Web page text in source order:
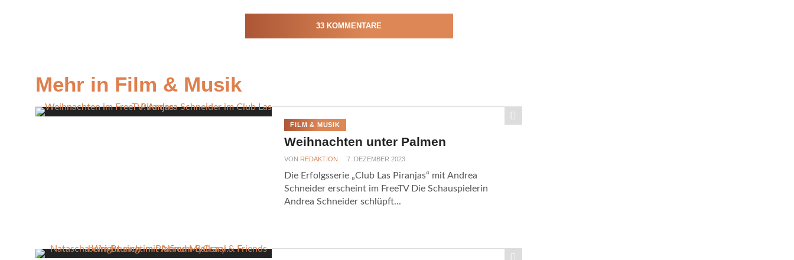
33 KOMMENTARE
Mehr in Film & Musik
FILM & MUSIK
Weihnachten unter Palmen
VON REDAKTION 7. DEZEMBER 2023
Die Erfolgsserie „Club Las Piranjas“ mit Andrea
Schneider erscheint im FreeTV Die Schauspielerin
Andrea Schneider schlüpft...